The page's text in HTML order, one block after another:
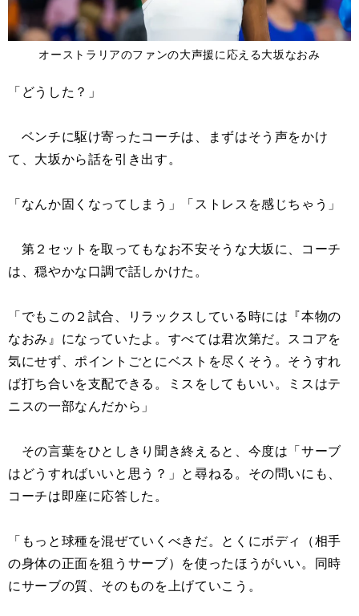
オーストラリアのファンの大声援に応える大坂なおみ
「どうした？」
ベンチに駆け寄ったコーチは、まずはそう声をかけ
て、大坂から話を引き出す。
「なんか固くなってしまう」「ストレスを感じちゃう」
第２セットを取ってもなお不安そうな大坂に、コーチ
は、穏やかな口調で話しかけた。
「でもこの２試合、リラックスしている時には『本物の
なおみ』になっていたよ。すべては君次第だ。スコアを
気にせず、ポイントごとにベストを尽くそう。そうすれ
ば打ち合いを支配できる。ミスをしてもいい。ミスはテ
ニスの一部なんだから」
その言葉をひとしきり聞き終えると、今度は「サーブ
はどうすればいいと思う？」と尋ねる。その問いにも、
コーチは即座に応答した。
「もっと球種を混ぜていくべきだ。とくにボディ（相手
の身体の正面を狙うサーブ）を使ったほうがいい。同時
にサーブの質、そのものを上げていこう。